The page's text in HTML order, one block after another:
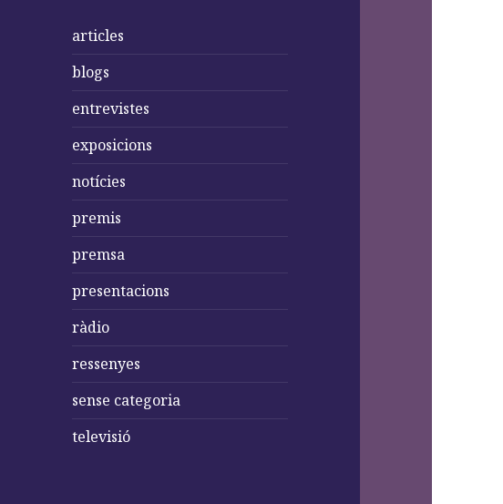
articles
blogs
entrevistes
exposicions
notícies
premis
premsa
presentacions
ràdio
ressenyes
sense categoria
televisió